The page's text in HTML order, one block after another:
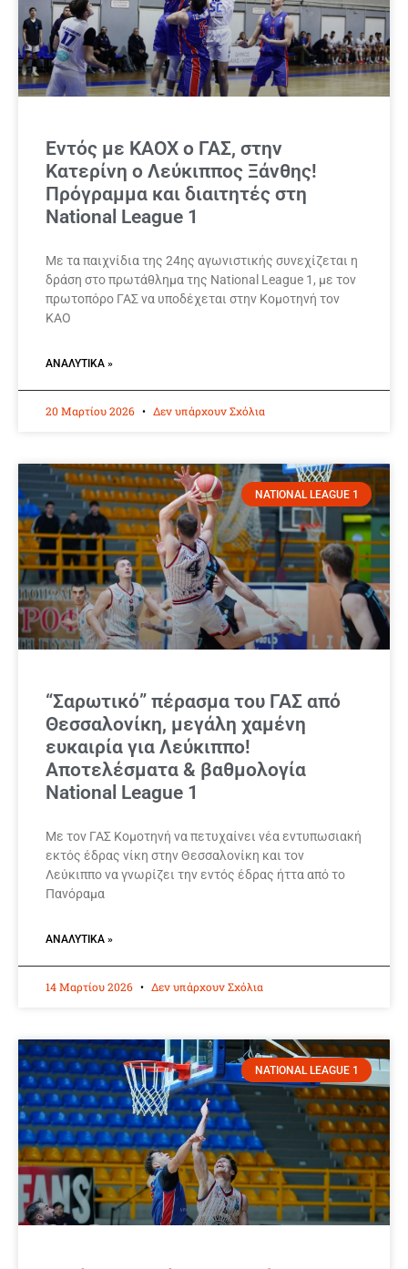
Εντός με ΚΑΟΧ ο ΓΑΣ, στην
Κατερίνη ο Λεύκιππος Ξάνθης!
Πρόγραμμα και διαιτητές στη
National League 1
Με τα παιχνίδια της 24ης αγωνιστικής συνεχίζεται η
δράση στο πρωτάθλημα της National League 1, με τον
πρωτοπόρο ΓΑΣ να υποδέχεται στην Κομοτηνή τον
ΚΑΟ
ΑΝΑΛΥΤΙΚΆ »
20 Μαρτίου 2026 Δεν υπάρχουν Σχόλια
NATIONAL LEAGUE 1
“Σαρωτικό” πέρασμα του ΓΑΣ από
Θεσσαλονίκη, μεγάλη χαμένη
ευκαιρία για Λεύκιππο!
Αποτελέσματα & βαθμολογία
National League 1
Με τον ΓΑΣ Κομοτηνή να πετυχαίνει νέα εντυπωσιακή
εκτός έδρας νίκη στην Θεσσαλονίκη και τον
Λεύκιππο να γνωρίζει την εντός έδρας ήττα από το
Πανόραμα
ΑΝΑΛΥΤΙΚΆ »
14 Μαρτίου 2026 Δεν υπάρχουν Σχόλια
NATIONAL LEAGUE 1